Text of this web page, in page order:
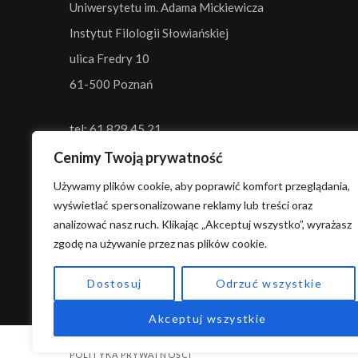
Cenimy Twoją prywatność
Używamy plików cookie, aby poprawić komfort przeglądania,
wyświetlać spersonalizowane reklamy lub treści oraz
analizować nasz ruch. Klikając „Akceptuj wszystko”, wyrażasz
zgodę na używanie przez nas plików cookie.
Dostosuj Odrzuć wszystkie
Akceptuj wszystkie
Uniwersytetu im. Adama Mickiewicza
Instytut Filologii Słowiańskiej
ulica Fredry 10
61-500 Poznań
tel:61 829 45 21
tel:61 829 45 20
slavic@amu.edu.pl
Uczelnia:UAM
Wydział:Filologii Polskiej i Klasycznej
Instytut:Filologii Słowiańskiej
POLITYKA PRYWATNOŚCI